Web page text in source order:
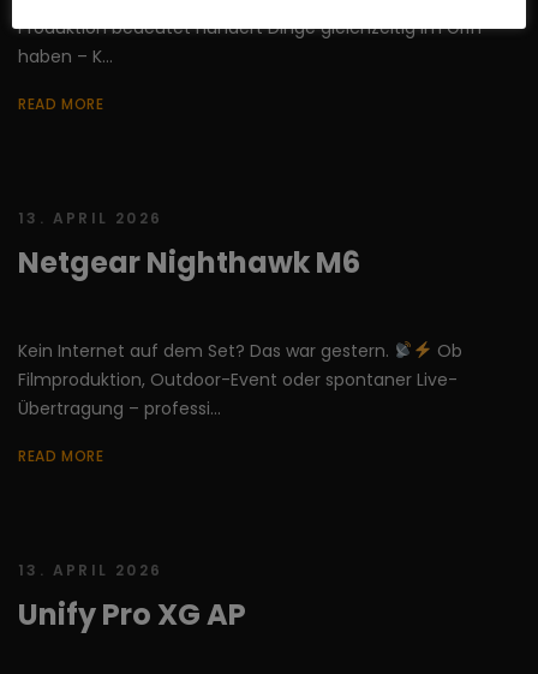
Produktion bedeutet hundert Dinge gleichzeitig im Griff
haben – K...
READ MORE
13. APRIL 2026
Netgear Nighthawk M6
Kein Internet auf dem Set? Das war gestern.
Ob
Filmproduktion, Outdoor-Event oder spontaner Live-
Übertragung – professi...
READ MORE
13. APRIL 2026
Unify Pro XG AP